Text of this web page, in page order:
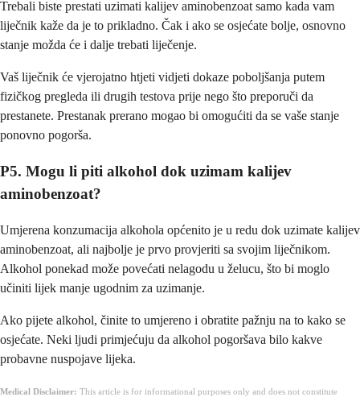
Trebali biste prestati uzimati kalijev aminobenzoat samo kada vam
liječnik kaže da je to prikladno. Čak i ako se osjećate bolje, osnovno
stanje možda će i dalje trebati liječenje.
Vaš liječnik će vjerojatno htjeti vidjeti dokaze poboljšanja putem
fizičkog pregleda ili drugih testova prije nego što preporuči da
prestanete. Prestanak prerano mogao bi omogućiti da se vaše stanje
ponovno pogorša.
P5. Mogu li piti alkohol dok uzimam kalijev
aminobenzoat?
Umjerena konzumacija alkohola općenito je u redu dok uzimate kalijev
aminobenzoat, ali najbolje je prvo provjeriti sa svojim liječnikom.
Alkohol ponekad može povećati nelagodu u želucu, što bi moglo
učiniti lijek manje ugodnim za uzimanje.
Ako pijete alkohol, činite to umjereno i obratite pažnju na to kako se
osjećate. Neki ljudi primjećuju da alkohol pogoršava bilo kakve
probavne nuspojave lijeka.
Medical Disclaimer: This article is for informational purposes only and does not constitute